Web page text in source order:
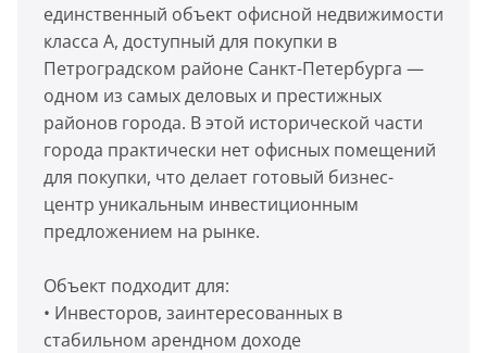
единственный объект офисной недвижимости
класса А, доступный для покупки в
Петроградском районе Санкт-Петербурга —
одном из самых деловых и престижных
районов города. В этой исторической части
города практически нет офисных помещений
для покупки, что делает готовый бизнес-
центр уникальным инвестиционным
предложением на рынке.
Объект подходит для:
• Инвесторов, заинтересованных в
стабильном арендном доходе